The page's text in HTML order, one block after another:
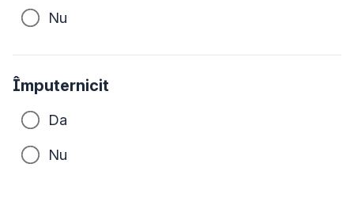
Nu
Împuternicit
Da
Nu